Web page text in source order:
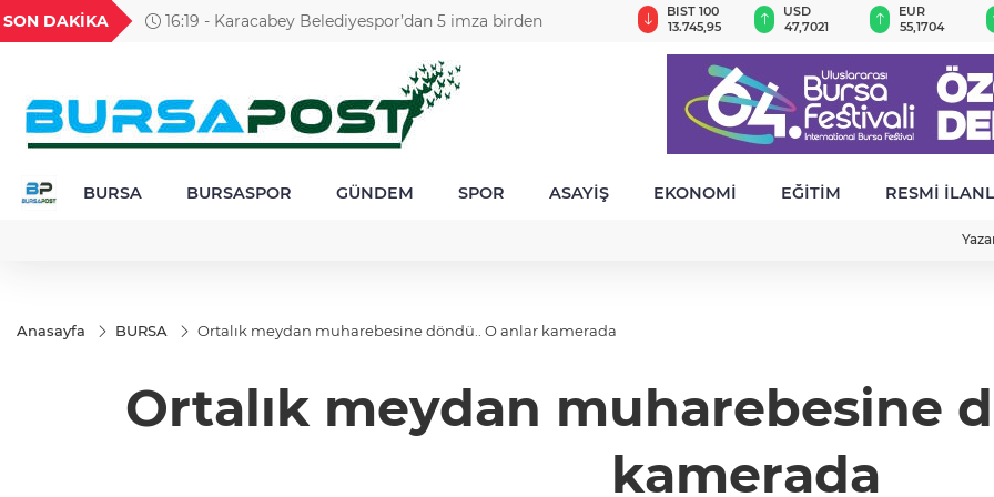
SON DAKİKA 16:19 - Karacabey Belediyespor’dan 5 imza birden
18,2417
TND
16,2418
BGN
27,9743
VND
0,0018
BIST 100
13.745,95
USD
47,7021
EUR
55,1704
BURSA BURSASPOR GÜNDEM SPOR ASAYİŞ EKONOMİ EĞİTİM RESMİ
Anasayfa BURSA Ortalık meydan muharebesine döndü.. O anlar kamerada
Ortalık meydan muharebesine
kamerada